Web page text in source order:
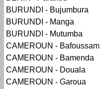
BURUNDI - Bujumbura
BURUNDI - Manga
BURUNDI - Mutumba
CAMEROUN - Bafoussam
CAMEROUN - Bamenda
CAMEROUN - Douala
CAMEROUN - Garoua